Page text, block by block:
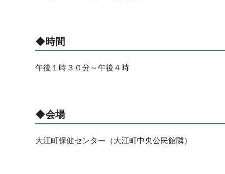
◆時間
午後１時３０分～午後４時
◆会場
大江町保健センター（大江町中央公民館隣）